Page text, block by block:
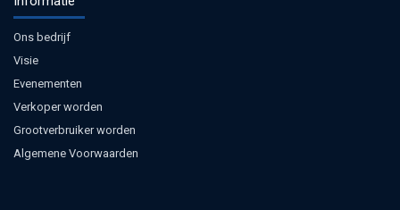
Ons bedrijf
Visie
Evenementen
Verkoper worden
Grootverbruiker worden
Algemene Voorwaarden